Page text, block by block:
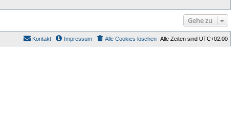
Gehe zu
Alle Zeiten sind UTC+02:00
Alle Cookies löschen
Impressum
Kontakt